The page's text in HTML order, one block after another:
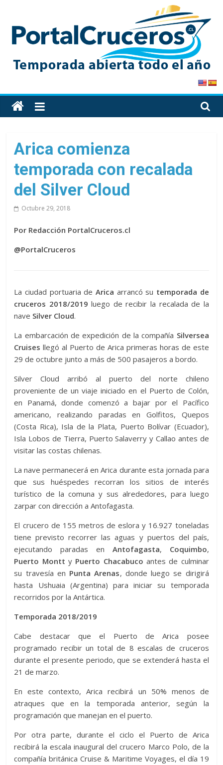
content
PortalCruceros
Toda
la
cruceros
en
solo
Arica comienza
temporada con recalada
del Silver Cloud
Octubre 29, 2018
Por Redacción PortalCruceros.cl
@PortalCruceros
La ciudad portuaria de Arica arrancó su temporada de
cruceros 2018/2019 luego de recibir la recalada de la
nave Silver Cloud.
La embarcación de expedición de la compañía Silversea
Cruises llegó al Puerto de Arica primeras horas de este
29 de octubre junto a más de 500 pasajeros a bordo.
Silver Cloud arribó al puerto del norte chileno
proveniente de un viaje iniciado en el Puerto de Colón,
en Panamá, donde comenzó a bajar por el Pacífico
americano, realizando paradas en Golfitos, Quepos
(Costa Rica), Isla de la Plata, Puerto Bolívar (Ecuador),
Isla Lobos de Tierra, Puerto Salaverry y Callao antes de
visitar las costas chilenas.
La nave permanecerá en Arica durante esta jornada para
que sus huéspedes recorran los sitios de interés
turístico de la comuna y sus alrededores, para luego
zarpar con dirección a Antofagasta.
El crucero de 155 metros de eslora y 16.927 toneladas
tiene previsto recorrer las aguas y puertos del país,
ejecutando paradas en Antofagasta, Coquimbo,
Puerto Montt y Puerto Chacabuco antes de culminar
su travesía en Punta Arenas, donde luego se dirigirá
hasta Ushuaia (Argentina) para iniciar su temporada
recorridos por la Antártica.
Temporada 2018/2019
Cabe destacar que el Puerto de Arica posee
programado recibir un total de 8 escalas de cruceros
durante el presente periodo, que se extenderá hasta el
21 de marzo.
En este contexto, Arica recibirá un 50% menos de
atraques que en la temporada anterior, según la
programación que manejan en el puerto.
Por otra parte, durante el ciclo el Puerto de Arica
recibirá la escala inaugural del crucero Marco Polo, de la
compañía británica Cruise & Maritime Voyages, el día 19